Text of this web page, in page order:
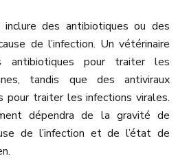
des antibiotiques ou des
de l’infection. Un vétérinaire
antibiotiques pour traiter les
tandis que des antiviraux
pour traiter les infections virales.
dépendra de la gravité de
de l’infection et de l’état de